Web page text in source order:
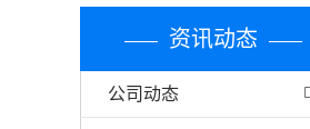
资讯动态
公司动态